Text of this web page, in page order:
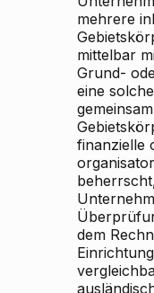
mehrere
mittelbar
Grund-
eine
finanzielle
dem